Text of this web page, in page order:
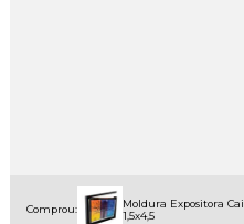
Comprou:
Moldura Expositora
1,5x4,5